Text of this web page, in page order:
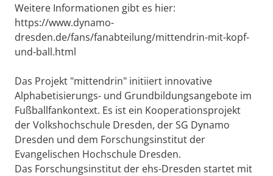
Weitere Informationen gibt es hier:
https://www.dynamo-
dresden.de/fans/fanabteilung/mittendrin-mit-kopf-
und-ball.html
Das Projekt "mittendrin" initiiert innovative
Alphabetisierungs- und Grundbildungsangebote im
Fußballfankontext. Es ist ein Kooperationsprojekt
der Volkshochschule Dresden, der SG Dynamo
Dresden und dem Forschungsinstitut der
Evangelischen Hochschule Dresden.
Das Forschungsinstitut der ehs-Dresden startet mit